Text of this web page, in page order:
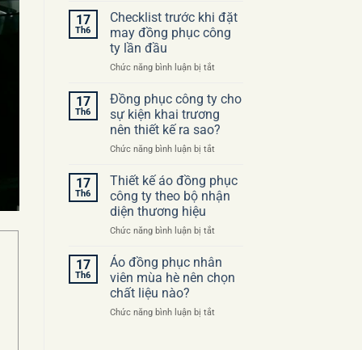
sai
lầm
thường
khi
may
đồng
phục
công
17
Th6
Checklist trước khi đặt
may đồng phục công
ty lần đầu
Chức năng bình luận bị tắtở
trước
khi
đặt
may
đồng
công
ty
lần
17
Th6
Đồng phục công ty cho
sự kiện khai trương
nên thiết kế ra sao?
Chức năng bình luận bị tắtở
phục
công
ty
sự
khai
trương
nên
kế
17
Th6
Thiết kế áo đồng phục
công ty theo bộ nhận
diện thương hiệu
Chức năng bình luận bị tắtở
kế
áo
đồng
công
17
Th6
Áo đồng phục nhân
viên mùa hè nên chọn
chất liệu nào?
Chức năng bình luận bị tắtở